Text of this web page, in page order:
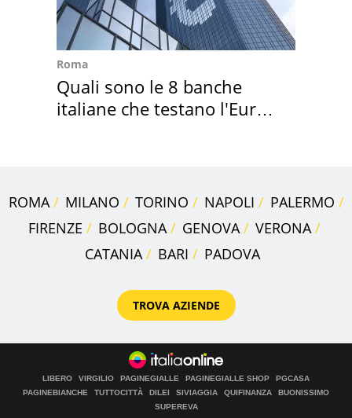
Roma
Quali sono le 8 banche
italiane che testano l'Euro
ROMA MILANO TORINO NAPOLI
PALERMO
FIRENZE
BOLOGNA GENOVA
VERONA
CATANIA
BARI PADOVA
TROVA AZIENDE
LIBERO VIRGILIO PAGINEGIALLE PAGINEGIALLE SHOP
PGCASA
PAGINEBIANCHE
TUTTOCITTÀ DILEI SIVIAGGIA QUIFINANZA
BUONISSIMO
SUPEREVA